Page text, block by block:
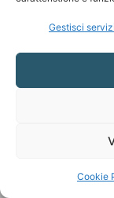
Gestisci servizi
Cookie